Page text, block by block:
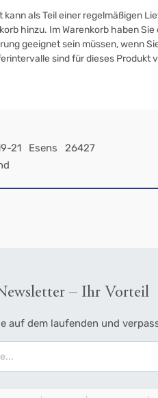
kann als Teil einer regelmäßigen
hinzu. Im Warenkorb haben
geeignet sein müssen, wenn
sind für dieses Produkt
21 Esens
26427
– Ihr Vorteil
auf dem laufenden und